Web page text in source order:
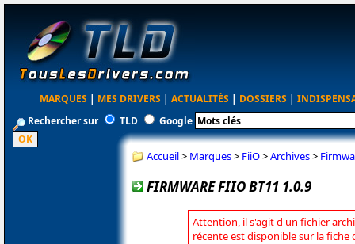
MARQUES | MES DRIVERS | ACTUALITÉS | DOSSIERS |
Rechercher sur
TLD Google
Accueil> Marques> FiiO>Archives>
FIRMWARE FIIO BT11 1.0.9
Attention, il s'agit d'un fichier
récente est disponible sur la fiche